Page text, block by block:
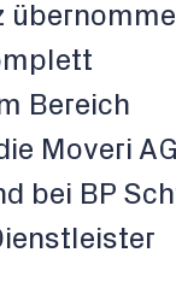
Bereich
Moveri
bei BP